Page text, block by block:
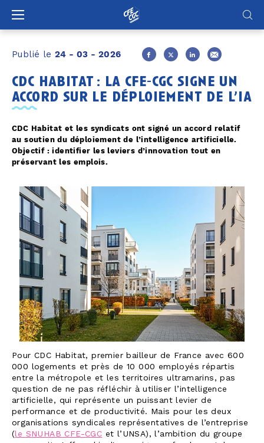
Publié le 24 - 03 - 2026
cdc habitat : la cfe-cgc signe un
accord sur le déploiement de l’ia
CDC Habitat et les syndicats ont signé un accord relatif
au soutien du déploiement de l’intelligence artificielle.
Objectif : identifier les leviers d’innovation tout en
préservant les emplois.
Pour CDC Habitat, premier bailleur de France avec 600
000 logements et près de 10 000 employés répartis
entre la métropole et les territoires ultramarins, pas
question de ne pas réfléchir à utiliser l’intelligence
artificielle, qui représente un puissant levier de
performance et de productivité. Mais pour les deux
organisations syndicales représentatives de l’entreprise
(le SNUHAB CFE-CGC et l’UNSA), l’ambition du groupe
Panneau de gestion des cookies